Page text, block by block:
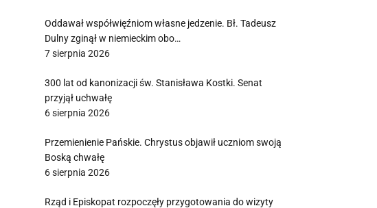
Oddawał współwięźniom własne jedzenie. Bł. Tadeusz
Dulny zginął w niemieckim obo…
7 sierpnia 2026
300 lat od kanonizacji św. Stanisława Kostki. Senat
przyjął uchwałę
6 sierpnia 2026
Przemienienie Pańskie. Chrystus objawił uczniom swoją
Boską chwałę
6 sierpnia 2026
Rząd i Episkopat rozpoczęły przygotowania do wizyty